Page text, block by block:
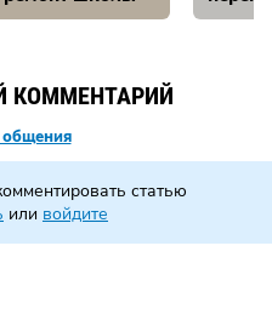
КОММЕНТАРИЙ
статью
или войдите